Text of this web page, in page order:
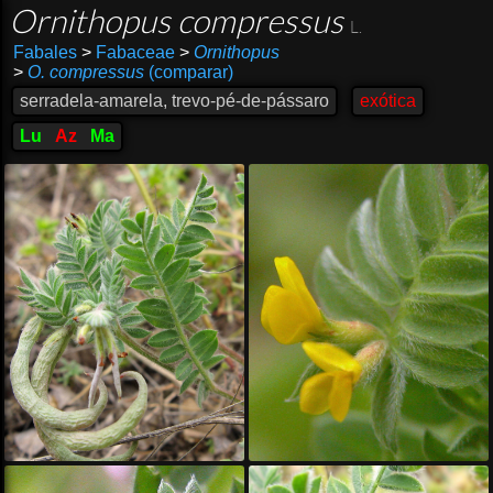
Ornithopus compressus
Fabales >Fabaceae > Ornithopus
> O. compressus(comparar)
serradela-amarela, trevo-pé-de-pássaro
exótica
Lu
Az Ma